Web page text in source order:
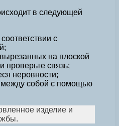
в следующей
с
на плоской
проверьте связь;
неровности;
собой с помощью
изделие и